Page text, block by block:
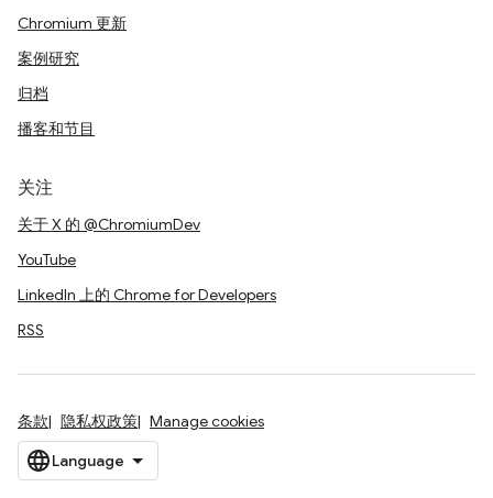
Chromium 更新
案例研究
归档
播客和节目
关注
关于 X 的 @ChromiumDev
YouTube
LinkedIn 上的 Chrome for Developers
RSS
条款 隐私权政策 Manage cookies